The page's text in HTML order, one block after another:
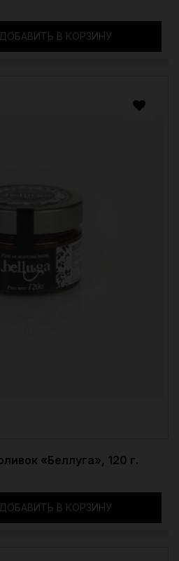
ДОБАВИТЬ В КОРЗИНУ
«Беллуга», 120 г.
ДОБАВИТЬ В КОРЗИНУ